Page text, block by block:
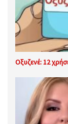
Οξυζενέ: 12